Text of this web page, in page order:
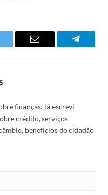
Email
finanças. Já escrevi
crédito, serviços
benefícios do cidadão